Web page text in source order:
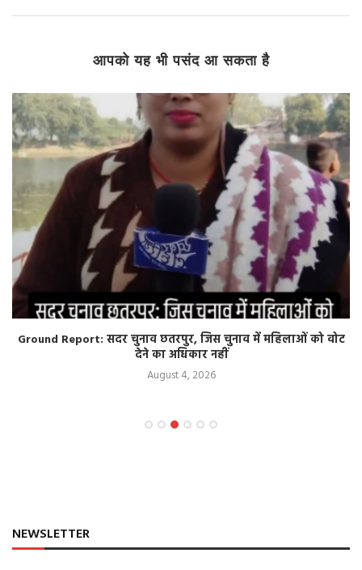
आपको यह भी पसंद आ सकता है
Ground Report: सदर चुनाव छतरपुर, जिस चुनाव में महिलाओं को वोट
देने का अधिकार नहीं
August 4, 2026
NEWSLETTER